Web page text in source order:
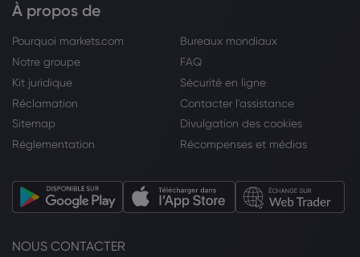
À propos de
Pourquoi markets.com
Bureaux mondiaux
Notre groupe
FAQ
Kit juridique
Sécurité en ligne
Réclamation
Contacter l'assistance
Sitemap
Divulgation des cookies
Réglementation
Récompenses et médias
NOUS CONTACTER